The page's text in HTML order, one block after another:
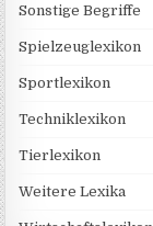
Sonstige Begriffe
Spielzeuglexikon
Sportlexikon
Techniklexikon
Tierlexikon
Weitere Lexika